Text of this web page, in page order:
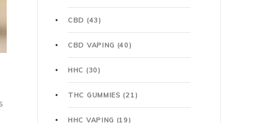
CBD (43)
CBD VAPING (40)
HHC (30)
THC GUMMIES(21)
HHC VAPING (19)